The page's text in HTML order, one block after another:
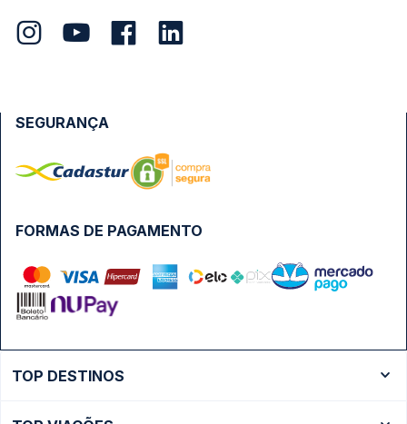
FORMAS DE PAGAMENTO
SEGURANÇA
TOP DESTINOS